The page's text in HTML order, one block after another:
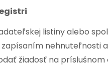
listiny alebo
nehnuteľnosti
žiadosť na príslušnom